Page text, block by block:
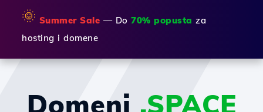
🌞 Summer Sale — Do 70% popusta za
hosting i domene
Domeni .SPACE